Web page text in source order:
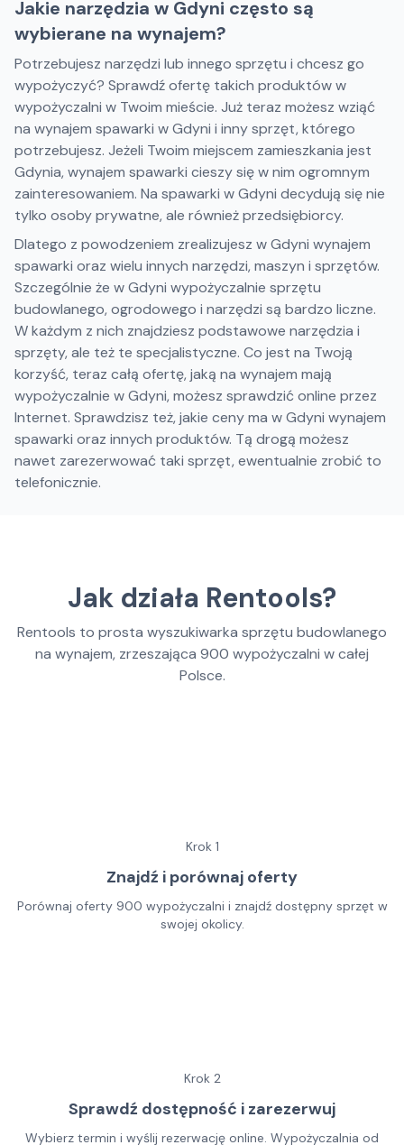
Jakie narzędzia w Gdyni często są
wybierane na wynajem?
Potrzebujesz narzędzi lub innego sprzętu i chcesz go
wypożyczyć? Sprawdź ofertę takich produktów w
wypożyczalni w Twoim mieście. Już teraz możesz wziąć
na wynajem spawarki w Gdyni i inny sprzęt, którego
potrzebujesz. Jeżeli Twoim miejscem zamieszkania jest
Gdynia, wynajem spawarki cieszy się w nim ogromnym
zainteresowaniem. Na spawarki w Gdyni decydują się nie
tylko osoby prywatne, ale również przedsiębiorcy.
Dlatego z powodzeniem zrealizujesz w Gdyni wynajem
spawarki oraz wielu innych narzędzi, maszyn i sprzętów.
Szczególnie że w Gdyni wypożyczalnie sprzętu
budowlanego, ogrodowego i narzędzi są bardzo liczne.
W każdym z nich znajdziesz podstawowe narzędzia i
sprzęty, ale też te specjalistyczne. Co jest na Twoją
korzyść, teraz całą ofertę, jaką na wynajem mają
wypożyczalnie w Gdyni, możesz sprawdzić online przez
Internet. Sprawdzisz też, jakie ceny ma w Gdyni wynajem
spawarki oraz innych produktów. Tą drogą możesz
nawet zarezerwować taki sprzęt, ewentualnie zrobić to
telefonicznie.
Jak działa Rentools?
Rentools to prosta wyszukiwarka sprzętu budowlanego
na wynajem, zrzeszająca 900 wypożyczalni w całej
Polsce.
Krok 1
Znajdź i porównaj oferty
Porównaj oferty 900 wypożyczalni i znajdź dostępny sprzęt w
swojej okolicy.
Krok 2
Sprawdź dostępność i zarezerwuj
Wybierz termin i wyślij rezerwację online. Wypożyczalnia od